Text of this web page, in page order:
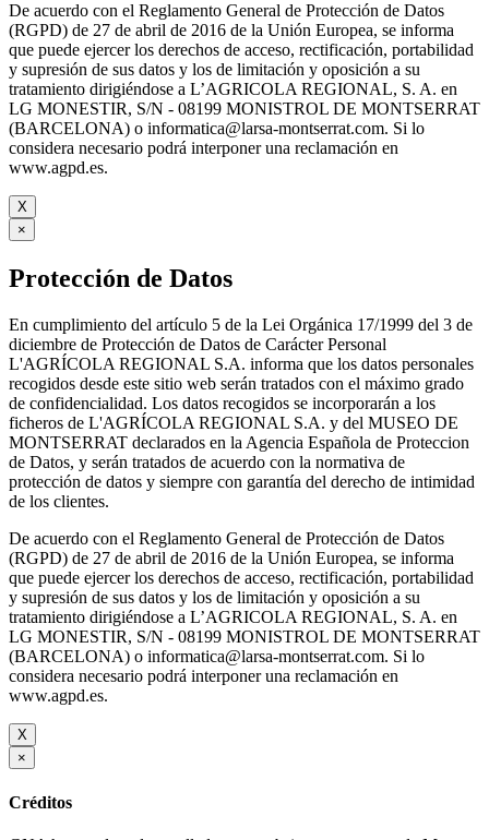
De acuerdo con el Reglamento General de Protección de Datos
(RGPD) de 27 de abril de 2016 de la Unión Europea, se informa
que puede ejercer los derechos de acceso, rectificación, portabilidad
y supresión de sus datos y los de limitación y oposición a su
tratamiento dirigiéndose a L’AGRICOLA REGIONAL, S. A. en
LG MONESTIR, S/N - 08199 MONISTROL DE MONTSERRAT
(BARCELONA) o informatica@larsa-montserrat.com. Si lo
considera necesario podrá interponer una reclamación en
www.agpd.es.
X
×
Protección de Datos
En cumplimiento del artículo 5 de la Lei Orgánica 17/1999 del 3 de
diciembre de Protección de Datos de Carácter Personal
L'AGRÍCOLA REGIONAL S.A. informa que los datos personales
recogidos desde este sitio web serán tratados con el máximo grado
de confidencialidad. Los datos recogidos se incorporarán a los
ficheros de L'AGRÍCOLA REGIONAL S.A. y del MUSEO DE
MONTSERRAT declarados en la Agencia Española de Proteccion
de Datos, y serán tratados de acuerdo con la normativa de
protección de datos y siempre con garantía del derecho de intimidad
de los clientes.
De acuerdo con el Reglamento General de Protección de Datos
(RGPD) de 27 de abril de 2016 de la Unión Europea, se informa
que puede ejercer los derechos de acceso, rectificación, portabilidad
y supresión de sus datos y los de limitación y oposición a su
tratamiento dirigiéndose a L’AGRICOLA REGIONAL, S. A. en
LG MONESTIR, S/N - 08199 MONISTROL DE MONTSERRAT
(BARCELONA) o informatica@larsa-montserrat.com. Si lo
considera necesario podrá interponer una reclamación en
www.agpd.es.
X
×
Créditos